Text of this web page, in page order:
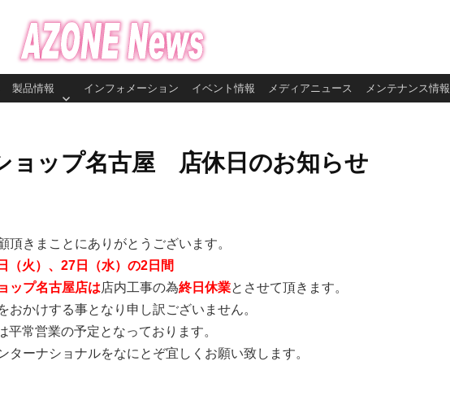
製品情報 インフォメーション イベント情報 メディアニュース メンテナンス情報
ョップ名古屋 店休日のお知らせ
頂きまことにありがとうございます。
（火）、27日（水）の2日間
ップ名古屋店は店内工事の為終日休業とさせて頂きます。
おかけする事となり申し訳ございません。
常営業の予定となっております。
ターナショナルをなにとぞ宜しくお願い致します。